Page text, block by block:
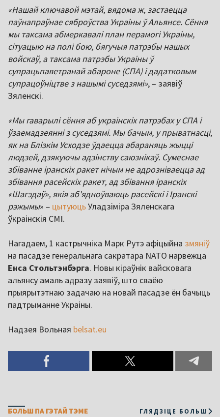
«Нашай ключавой мэтай, вядома ж, застаецца
паўнапраўнае сяброўства Украіны ў Альянсе. Сёння
мы таксама абмеркавалі план перамогі Украіны,
сітуацыю на полі бою, бягучыя патрэбы нашых
войскаў, а таксама патрэбы Украіны ў
супрацьпаветранай абароне (СПА) і дадатковым
супрацоўніцтве з нашымі суседзямі», – заявіў
Зяленскі.
«Мы гаварылі сёння аб украінскіх патрэбах у СПА і
ўзаемадзеянні з суседзямі. Мы бачым, у прыватнасці,
як на Блізкім Усходзе ўдаецца абараняць жыцці
людзей, дзякуючы адзінству саюзнікаў. Сумеснае
збіванне іранскіх ракет нічым не адрозніваецца ад
збівання расейскіх ракет, ад збівання іранскіх
«Шагэдаў», якія аб'ядноўваюць расейскі і Іранскі
рэжымы» – цытуюцьУладзіміра Зяленскага
ўкраінскія СМІ.
Нагадаем, 1 кастрычніка Марк Рутэ афіцыйна змяніў
на пасадзе генеральнага сакратара NATO нарвежца
Енса Стольтэнбэрга. Новы кіраўнік вайсковага
альянсу амаль адразу заявіў, што сваёю
прыярытэтнаю задачаю на новай пасадзе ён бачыць
падтрыманне Украіны.
Надзея Вольная belsat.eu
БОЛЬШ ПА ГЭТАЙ ТЭМЕ ГЛЯДЗІЦЕ БОЛЬШ